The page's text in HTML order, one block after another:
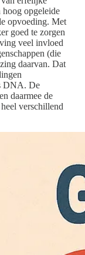
hoog opgeleide
opvoeding. Met
goed te zorgen
veel invloed
(die
daarvan. Dat
DNA. De
daarmee de
verschillend